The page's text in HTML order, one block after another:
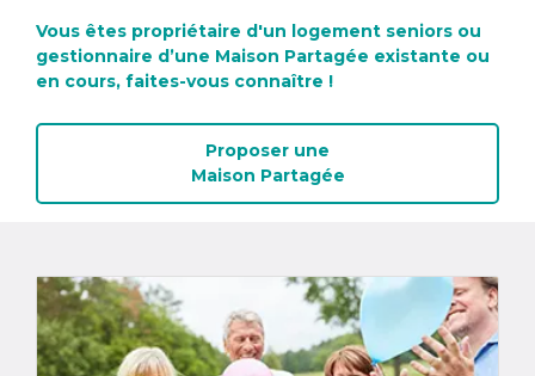
Vous êtes propriétaire d'un logement seniors ou
gestionnaire d’une Maison Partagée existante ou
en cours, faites-vous connaître !
Proposer une
Maison Partagée